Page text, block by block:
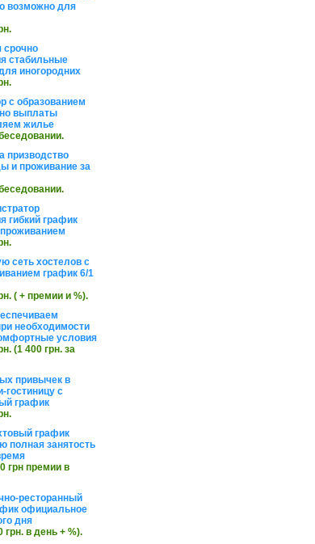
возможно для
срочно
стабильные
иногородних
с образованием
выплаты
жилье
призводство
и проживание за
гибкий график
сеть хостелов с
график 6/1
( + премии и %).
необходимости
условия
(1 400 грн. за
привычек в
с
график
график
полная занятость
грн премии в
ресторанный
официальное
дня
грн. в день + %).